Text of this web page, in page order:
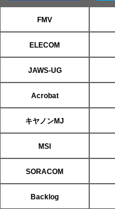
FMV
ELECOM
JAWS-UG
Acrobat
キヤノンMJ
MSI
SORACOM
Backlog